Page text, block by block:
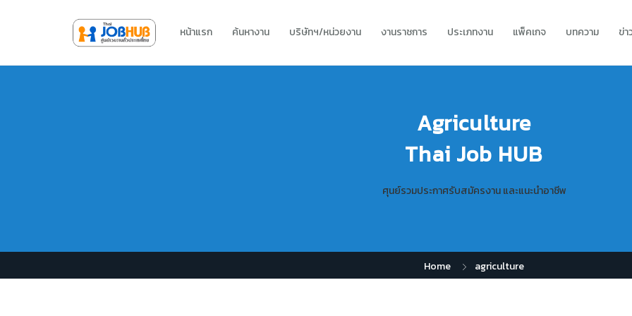
หน้าแรก ค้นหางาน บริษัทฯ/หน่วยงาน งานราชการ ประเภทงาน แพ็คเกจ บทความ ข่า
Agriculture
Thai Job HUB
ศุนย์รวมประกาศรับสมัครงาน และแนะนำอาชีพ
Home agriculture